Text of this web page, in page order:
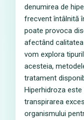
denumirea de
frecvent întâlnită
poate provoca
afectând
vom explora
acesteia,
tratament
Hiperhidroza
transpirarea
organismului